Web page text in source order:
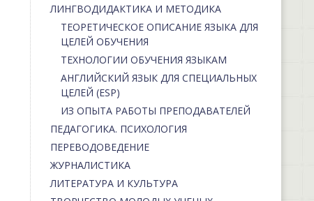
ЛИНГВОДИДАКТИКА И МЕТОДИКА
ТЕОРЕТИЧЕСКОЕ ОПИСАНИЕ ЯЗЫКА ДЛЯ
ЦЕЛЕЙ ОБУЧЕНИЯ
ТЕХНОЛОГИИ ОБУЧЕНИЯ ЯЗЫКАМ
АНГЛИЙСКИЙ ЯЗЫК ДЛЯ СПЕЦИАЛЬНЫХ
ЦЕЛЕЙ (ESP)
ИЗ ОПЫТА РАБОТЫ ПРЕПОДАВАТЕЛЕЙ
ПЕДАГОГИКА. ПСИХОЛОГИЯ
ПЕРЕВОДОВЕДЕНИЕ
ЖУРНАЛИСТИКА
ЛИТЕРАТУРА И КУЛЬТУРА